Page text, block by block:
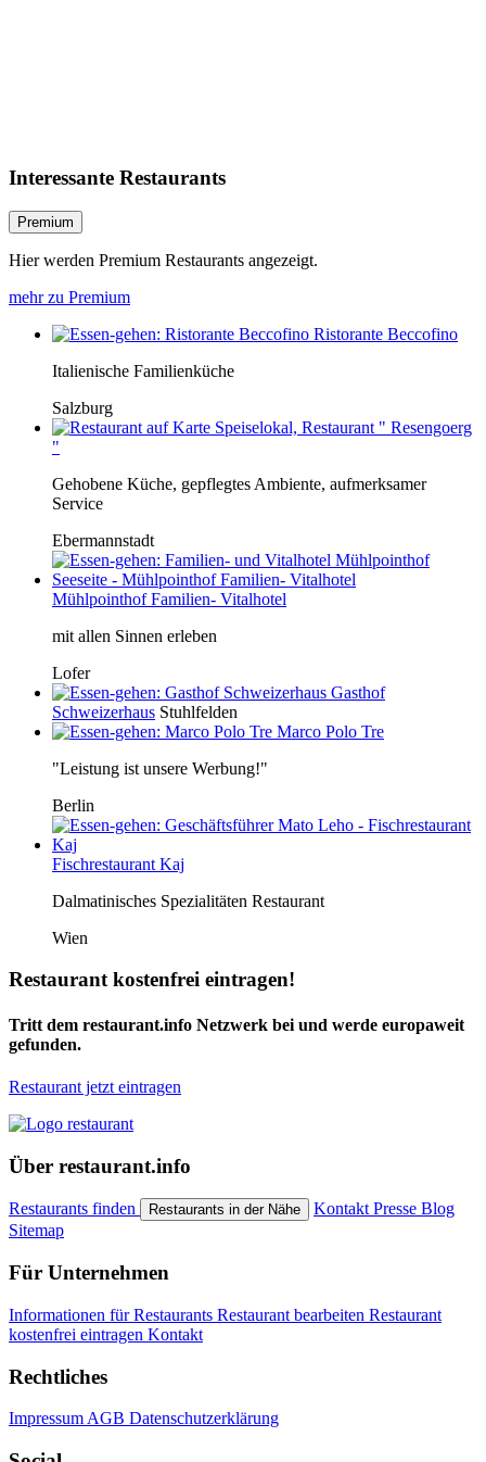
Interessante Restaurants
Premium
Hier werden Premium Restaurants angezeigt.
mehr zu Premium
Ristorante Beccofino
Italienische Familienküche
Salzburg
Speiselokal, Restaurant " Resengoerg
"
Gehobene Küche, gepflegtes Ambiente, aufmerksamer
Service
Ebermannstadt
Mühlpointhof Familien- Vitalhotel
mit allen Sinnen erleben
Lofer
Gasthof
Schweizerhaus Stuhlfelden
Marco Polo Tre
"Leistung ist unsere Werbung!"
Berlin
Fischrestaurant Kaj
Dalmatinisches Spezialitäten Restaurant
Wien
Restaurant kostenfrei eintragen!
Tritt dem restaurant.info Netzwerk bei und werde europaweit
gefunden.
Restaurant jetzt eintragen
Über restaurant.info
Restaurants finden Restaurants in der Nähe KontaktPresse Blog
Sitemap
Für Unternehmen
Informationen für Restaurants Restaurant bearbeiten Restaurant
kostenfrei eintragen Kontakt
Rechtliches
Impressum AGB Datenschutzerklärung